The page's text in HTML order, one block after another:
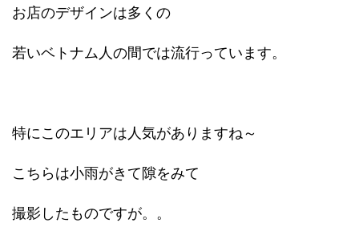
お店のデザインは多くの
若いベトナム人の間では流行っています。
特にこのエリアは人気がありますね～
こちらは小雨がきて隙をみて
撮影したものですが。。